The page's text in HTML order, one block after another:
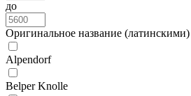
до
Оригинальное название (латинскими)
Alpendorf
Belper Knolle